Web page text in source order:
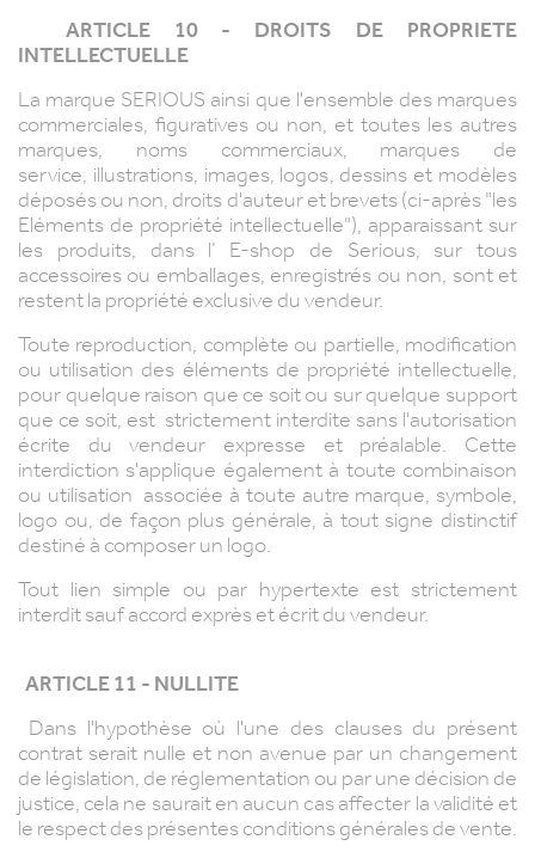
ARTICLE 10 - DROITS DE PROPRIETE
INTELLECTUELLE
La marque SERIOUS ainsi que l'ensemble des marques
commerciales, figuratives ou non, et toutes les autres
marques, noms commerciaux, marques de
service, illustrations, images, logos, dessins et modèles
déposés ou non, droits d'auteur et brevets (ci-après "les
Eléments de propriété intellectuelle"), apparaissant sur
les produits, dans l’ E-shop de Serious, sur tous
accessoires ou emballages, enregistrés ou non, sont et
restent la propriété exclusive du vendeur.
Toute reproduction, complète ou partielle, modification
ou utilisation des éléments de propriété intellectuelle,
pour quelque raison que ce soit ou sur quelque support
que ce soit, est strictement interdite sans l'autorisation
écrite du vendeur expresse et préalable. Cette
interdiction s'applique également à toute combinaison
ou utilisation associée à toute autre marque, symbole,
logo ou, de façon plus générale, à tout signe distinctif
destiné à composer un logo.
Tout lien simple ou par hypertexte est strictement
interdit sauf accord exprès et écrit du vendeur.
ARTICLE 11 - NULLITE
Dans l'hypothèse où l'une des clauses du présent
contrat serait nulle et non avenue par un changement
de législation, de réglementation ou par une décision de
justice, cela ne saurait en aucun cas affecter la validité et
le respect des présentes conditions générales de vente.